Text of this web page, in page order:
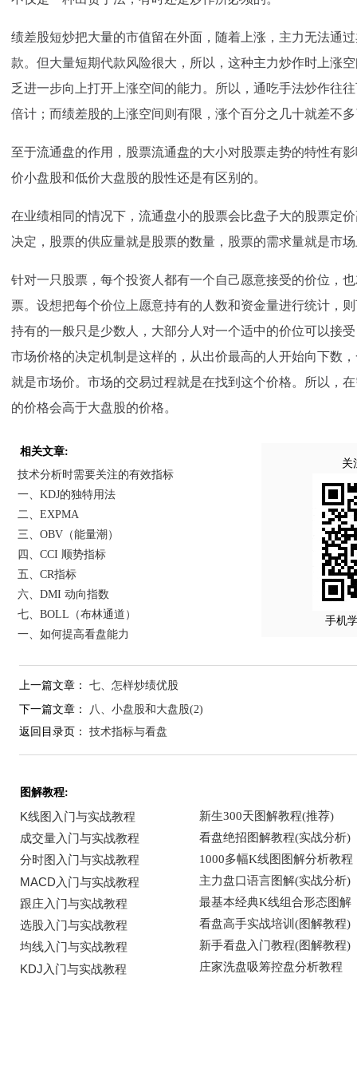
绩差股短炒把大量的市值留在外面，随着上涨，主力无法通
款。但大量短期代款风险很大，所以，这种主力炒作时上涨
乏进一步向上打开上涨空间的能力。所以，通吃手法炒作往
倍计；而绩差股的上涨空间则有限，涨个百分之几十就差不
至于流通盘的作用，股票流通盘的大小对股票走势的特性有
价小盘股和低价大盘股的股性还是有区别的。
在业绩相同的情况下，流通盘小的股票会比盘子大的股票定
决定，股票的供应量就是股票的数量，股票的需求量就是市
针对一只股票，每个投资人都有一个自己愿意接受的价位，
票。设想把每个价位上愿意持有的人数和资金量进行统计，
持有的一般只是少数人，大部分人对一个适中的价位可以接
市场价格的决定机制是这样的，从出价最高的人开始向下数
就是市场价。市场的交易过程就是在找到这个价格。所以，
的价格会高于大盘股的价格。
相关文章:
技术分析时需要关注的有效指标
一、KDJ的独特用法
二、EXPMA
三、OBV（能量潮）
四、CCI 顺势指标
五、CR指标
六、DMI 动向指数
七、BOLL（布林通道）
一、如何提高看盘能力
关
手机
上一篇文章： 七、怎样炒绩优股
下一篇文章：
八、小盘股和大盘股(2)
返回目录页： 技术指标与看盘
图解教程: